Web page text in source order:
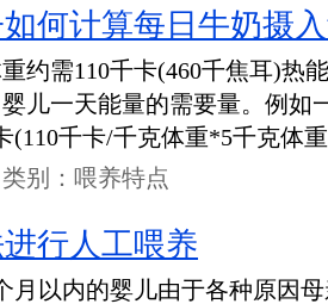
何计算每日牛奶摄
约需110千卡(460千焦耳)热
儿一天能量的需要量。例如
(110千卡/千克体重*5千克体
类别：喂养特点
行人工喂养
月以内的婴儿由于各种原因